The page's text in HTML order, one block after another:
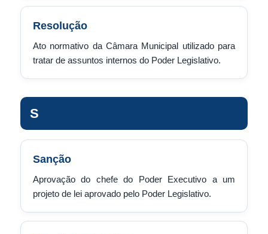
Resolução
Ato normativo da Câmara Municipal utilizado para
tratar de assuntos internos do Poder Legislativo.
S
Sanção
Aprovação do chefe do Poder Executivo a um
projeto de lei aprovado pelo Poder Legislativo.